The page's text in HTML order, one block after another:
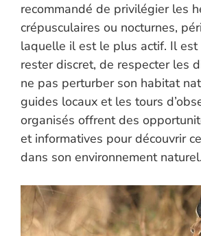
recommandé de privilégier les
crépusculaires ou nocturnes,
laquelle il est le plus actif. Il
rester discret, de respecter les
ne pas perturber son habitat
guides locaux et les tours
organisés offrent des
et informatives pour découvrir
dans son environnement naturel.